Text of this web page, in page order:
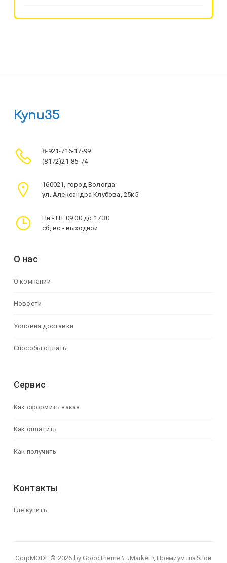
Купи35
8-921-716-17-99
(8172)21-85-74
160021, город Вологда
ул. Александра Клубова, 25к5
Пн - Пт 09.00 до 17.30
сб, вс - выходной
О нас
О компании
Новости
Условия доставки
Способы оплаты
Сервис
Как оформить заказ
Как оплатить
Как получить
Контакты
Где купить
CorpMODE © 2026 by GoodTheme \ uMarket \ Премиум шаблон